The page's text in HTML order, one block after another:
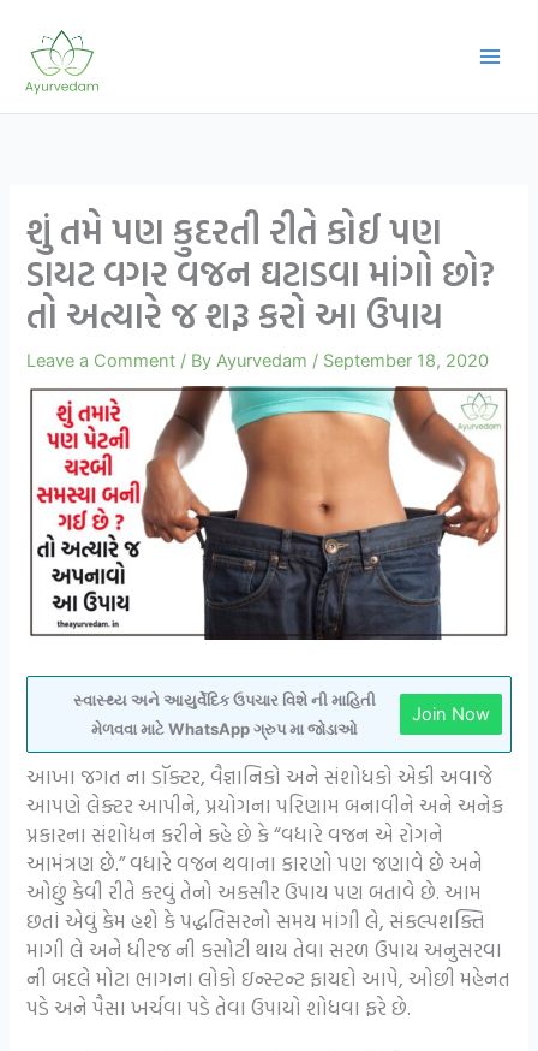
content
શું તમે પણ કુદરતી રીતે કોઈ પણ
ડાયટ વગર વજન ઘટાડવા માંગો છો?
તો અત્યારે જ શરૂ કરો આ ઉપાય
Leave a Comment / ByAyurvedam / September 18, 2020
સ્વાસ્થ્ય અને આયુર્વેદિક ઉપચાર વિશે ની માહિતી
મેળવવા માટે WhatsApp ગ્રુપ મા જોડાઓ
Join Now
આખા જગત ના ડૉક્ટર, વૈજ્ઞાનિકો અને સંશોધકો એકી અવાજે
આપણે લેક્ટર આપીને, પ્રયોગના પરિણામ બનાવીને અને અનેક
પ્રકારના સંશોધન કરીને કહે છે કે “વધારે વજન એ રોગને
આમંત્રણ છે.” વધારે વજન થવાના કારણો પણ જણાવે છે અને
ઓછું કેવી રીતે કરવું તેનો અકસીર ઉપાય પણ બતાવે છે. આમ
છતાં એવું કેમ હશે કે પદ્ધતિસરનો સમય માંગી લે, સંકલ્પશક્તિ
માગી લે અને ધીરજ ની કસોટી થાય તેવા સરળ ઉપાય અનુસરવા
ની બદલે મોટા ભાગના લોકો ઇન્સ્ટન્ટ ફાયદો આપે, ઓછી મહેનત
પડે અને પૈસા ખર્ચવા પડે તેવા ઉપાયો શોધવા ફરે છે.